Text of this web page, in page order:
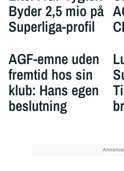
Byder 2,5 mio på
Superliga-profil
AGF-emne uden
fremtid hos sin
klub: Hans egen
beslutning